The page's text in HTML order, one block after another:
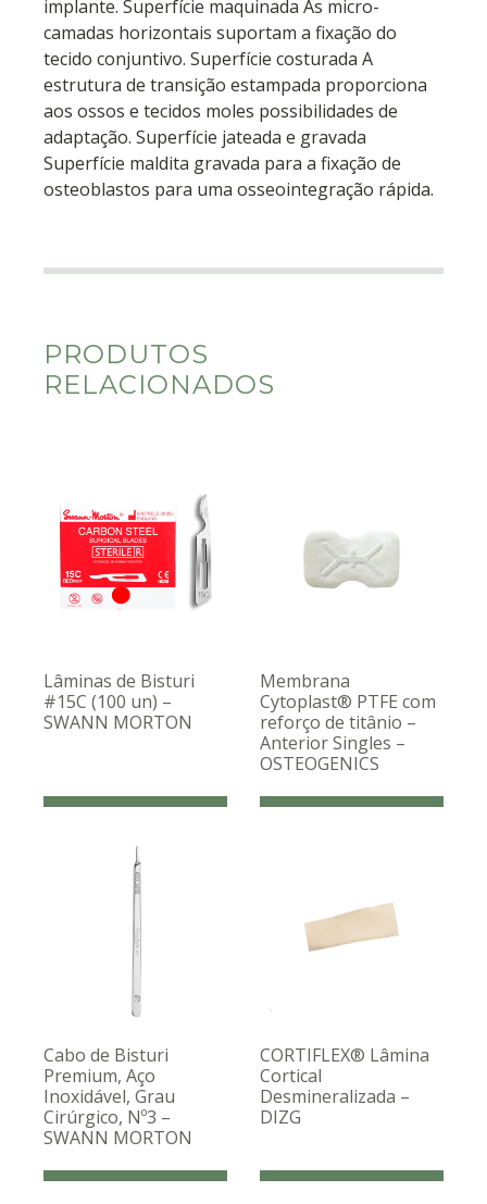
implante. Superfície maquinada As micro-
camadas horizontais suportam a fixação do
tecido conjuntivo. Superfície costurada A
estrutura de transição estampada proporciona
aos ossos e tecidos moles possibilidades de
adaptação. Superfície jateada e gravada
Superfície maldita gravada para a fixação de
osteoblastos para uma osseointegração rápida.
PRODUTOS
RELACIONADOS
Lâminas de Bisturi
#15C (100 un) –
SWANN MORTON
Membrana
Cytoplast® PTFE com
reforço de titânio –
Anterior Singles –
OSTEOGENICS
Cabo de Bisturi
Premium, Aço
Inoxidável, Grau
Cirúrgico, Nº3 –
SWANN MORTON
CORTIFLEX® Lâmina
Cortical
Desmineralizada –
DIZG